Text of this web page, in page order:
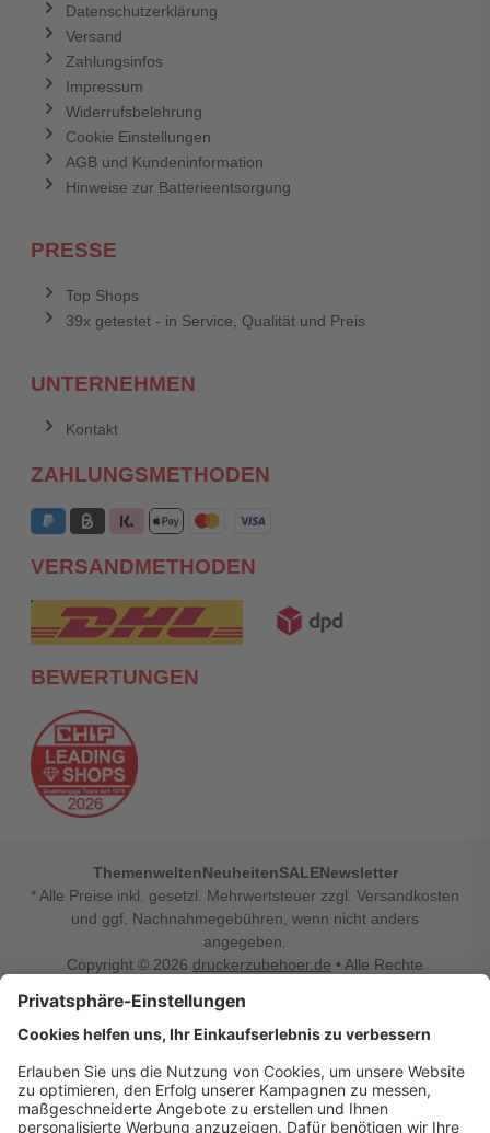
Datenschutzerklärung
Versand
Zahlungsinfos
Impressum
Widerrufsbelehrung
Cookie Einstellungen
AGB und Kundeninformation
Hinweise zur Batterieentsorgung
PRESSE
Top Shops
39x getestet - in Service, Qualität und Preis
UNTERNEHMEN
Kontakt
ZAHLUNGSMETHODEN
VERSANDMETHODEN
BEWERTUNGEN
ThemenweltenNeuheitenSALENewsletter
* Alle Preise inkl. gesetzl. Mehrwertsteuer zzgl. Versandkosten
und ggf. Nachnahmegebühren, wenn nicht anders
angegeben.
Copyright © 2026 druckerzubehoer.de • Alle Rechte
Vertrag widerrufen
Druckerzubehoer.de – preiswerte Qualität für Ihr Office
Sie sind auf der Suche nach dem passenden Druckerzubehör
oder Zubehör für das Büro, den Computer oder Ihr
Smartphone? Dann sind Sie bei Druckerzubehoer.de genau